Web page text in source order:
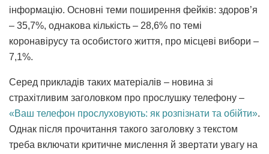
інформацію. Основні теми поширення фейків: здоров’я
– 35,7%, однакова кількість – 28,6% по темі
коронавірусу та особистого життя, про місцеві вибори –
7,1%.
Серед прикладів таких матеріалів – новина зі
страхітливим заголовком про прослушку телефону –
«Ваш телефон прослуховують: як розпізнати та обійти».
Однак після прочитання такого заголовку з текстом
треба включати критичне мислення й звертати увагу на